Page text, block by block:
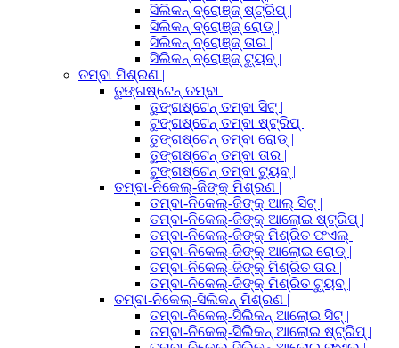
ସିଲିକନ୍ ବ୍ରୋଞ୍ଜ୍ ଷ୍ଟ୍ରିପ୍ |
ସିଲିକନ୍ ବ୍ରୋଞ୍ଜ୍ ରୋଡ୍ |
ସିଲିକନ୍ ବ୍ରୋଞ୍ଜ୍ ତାର |
ସିଲିକନ୍ ବ୍ରୋଞ୍ଜ୍ ଟ୍ୟୁବ୍ |
ତମ୍ବା ମିଶ୍ରଣ |
ତୁଙ୍ଗଷ୍ଟେନ୍ ତମ୍ବା |
ତୁଙ୍ଗଷ୍ଟେନ୍ ତମ୍ବା ସିଟ୍ |
ଟୁଙ୍ଗଷ୍ଟେନ୍ ତମ୍ବା ଷ୍ଟ୍ରିପ୍ |
ତୁଙ୍ଗଷ୍ଟେନ୍ ତମ୍ବା ରୋଡ୍ |
ତୁଙ୍ଗଷ୍ଟେନ୍ ତମ୍ବା ତାର |
ଟୁଙ୍ଗଷ୍ଟେନ୍ ତମ୍ବା ଟ୍ୟୁବ୍ |
ତମ୍ବା-ନିକେଲ୍-ଜିଙ୍କ୍ ମିଶ୍ରଣ |
ତମ୍ବା-ନିକେଲ୍-ଜିଙ୍କ୍ ଆଲ୍ ସିଟ୍ |
ତମ୍ବା-ନିକେଲ୍-ଜିଙ୍କ୍ ଆଲୋଇ ଷ୍ଟ୍ରିପ୍ |
ତମ୍ବା-ନିକେଲ୍-ଜିଙ୍କ୍ ମିଶ୍ରିତ ଫଏଲ୍ |
ତମ୍ବା-ନିକେଲ୍-ଜିଙ୍କ୍ ଆଲୋଇ ରୋଡ୍ |
ତମ୍ବା-ନିକେଲ୍-ଜିଙ୍କ୍ ମିଶ୍ରିତ ତାର |
ତମ୍ବା-ନିକେଲ୍-ଜିଙ୍କ୍ ମିଶ୍ରିତ ଟ୍ୟୁବ୍ |
ତମ୍ବା-ନିକେଲ୍-ସିଲିକନ୍ ମିଶ୍ରଣ |
ତମ୍ବା-ନିକେଲ୍-ସିଲିକନ୍ ଆଲୋଇ ସିଟ୍ |
ତମ୍ବା-ନିକେଲ୍-ସିଲିକନ୍ ଆଲୋଇ ଷ୍ଟ୍ରିପ୍ |